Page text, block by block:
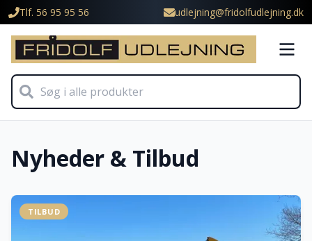
Tlf. 56 95 95 56 udlejning@fridolfudlejning.dk
Nyheder & Tilbud
TILBUD